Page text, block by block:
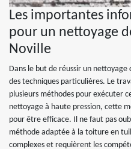
Les importantes
pour un nettoyage
Noville
Dans le but de réussir un
des techniques particulières. Le
plusieurs méthodes pour exécuter
nettoyage à haute pression, cette
pour être efficace. Il ne faut pas
méthode adaptée à la toiture en
complexes et requièrent les